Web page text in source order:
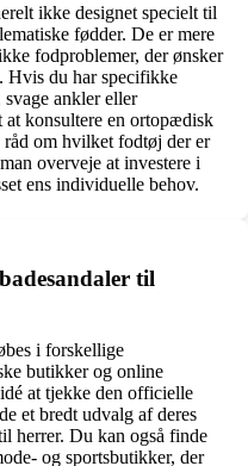
ikke designet specielt til
fødder. De er mere
fodproblemer, der ønsker
Hvis du har specifikke
ankler eller
at konsultere en ortopædisk
råd om hvilket fodtøj der er
overveje at investere i
ens individuelle behov.
til
i forskellige
butikker og online
at tjekke den officielle
et bredt udvalg af deres
herrer. Du kan også finde
og sportsbutikker, der